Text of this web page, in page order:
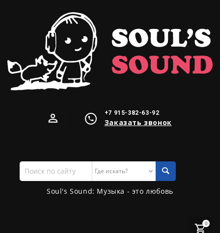
+7 915-382-63-92
Заказать звонок
Поиск
по
сайту
Soul's Sound: Музыка - это любовь
0